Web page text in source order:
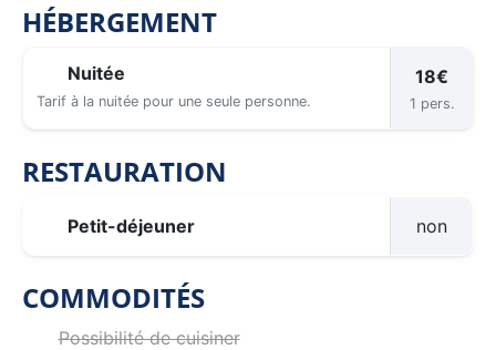
HÉBERGEMENT
Nuitée
Tarif à la nuitée pour une seule personne.
18€
1 pers.
RESTAURATION
Petit-déjeuner non
COMMODITÉS
Possibilité de cuisiner